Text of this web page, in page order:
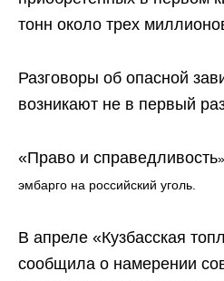
тонн около трех
Разговоры об опасной
возникают не в первый
«Право и справедливость‎»‎
эмбарго на российский уголь.
В апреле «Кузбасская
сообщила о намерении